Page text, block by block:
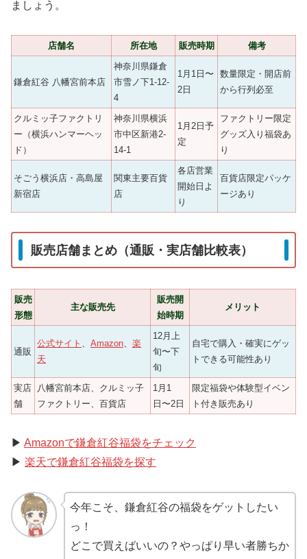
ましょう。
店舗名 所在地 販売時期 備考
鎌倉紅谷 八幡宮前本店
神奈川県鎌倉
市雪ノ下1-12-
4
1月1日〜
2日
数量限定・開店前
から行列必至
クルミッ子ファクトリ
ー（横浜ハンマーヘッ
ド）
神奈川県横浜
市中区新港2-
14-1
1月2日予
定
ファクトリー限定
グッズ入り福袋あ
り
そごう横浜店・高島屋
新宿店
関東主要百貨
店
各店営業
開始日よ
り
百貨店限定パッケ
ージあり
販売店舗まとめ（通販・実店舗比較表）
販売
形態
主な販売先
販売開
始時期
メリット
通販
公式サイト Amazon
楽
天
12月上
旬〜下
旬
自宅で購入・確実にゲッ
トできる可能性あり
実店
舗
八幡宮前本店、クルミッ子
ファクトリー、百貨店
1月1
日〜2日
限定福袋や体験型イベン
ト付き販売あり
▶ Amazonで鎌倉紅谷福袋をチェック
▶ 楽天で鎌倉紅谷福袋を探す
今年こそ、鎌倉紅谷の福袋をゲットしたい
っ！
どこで買えばいいの？やっぱり早い者勝ちか